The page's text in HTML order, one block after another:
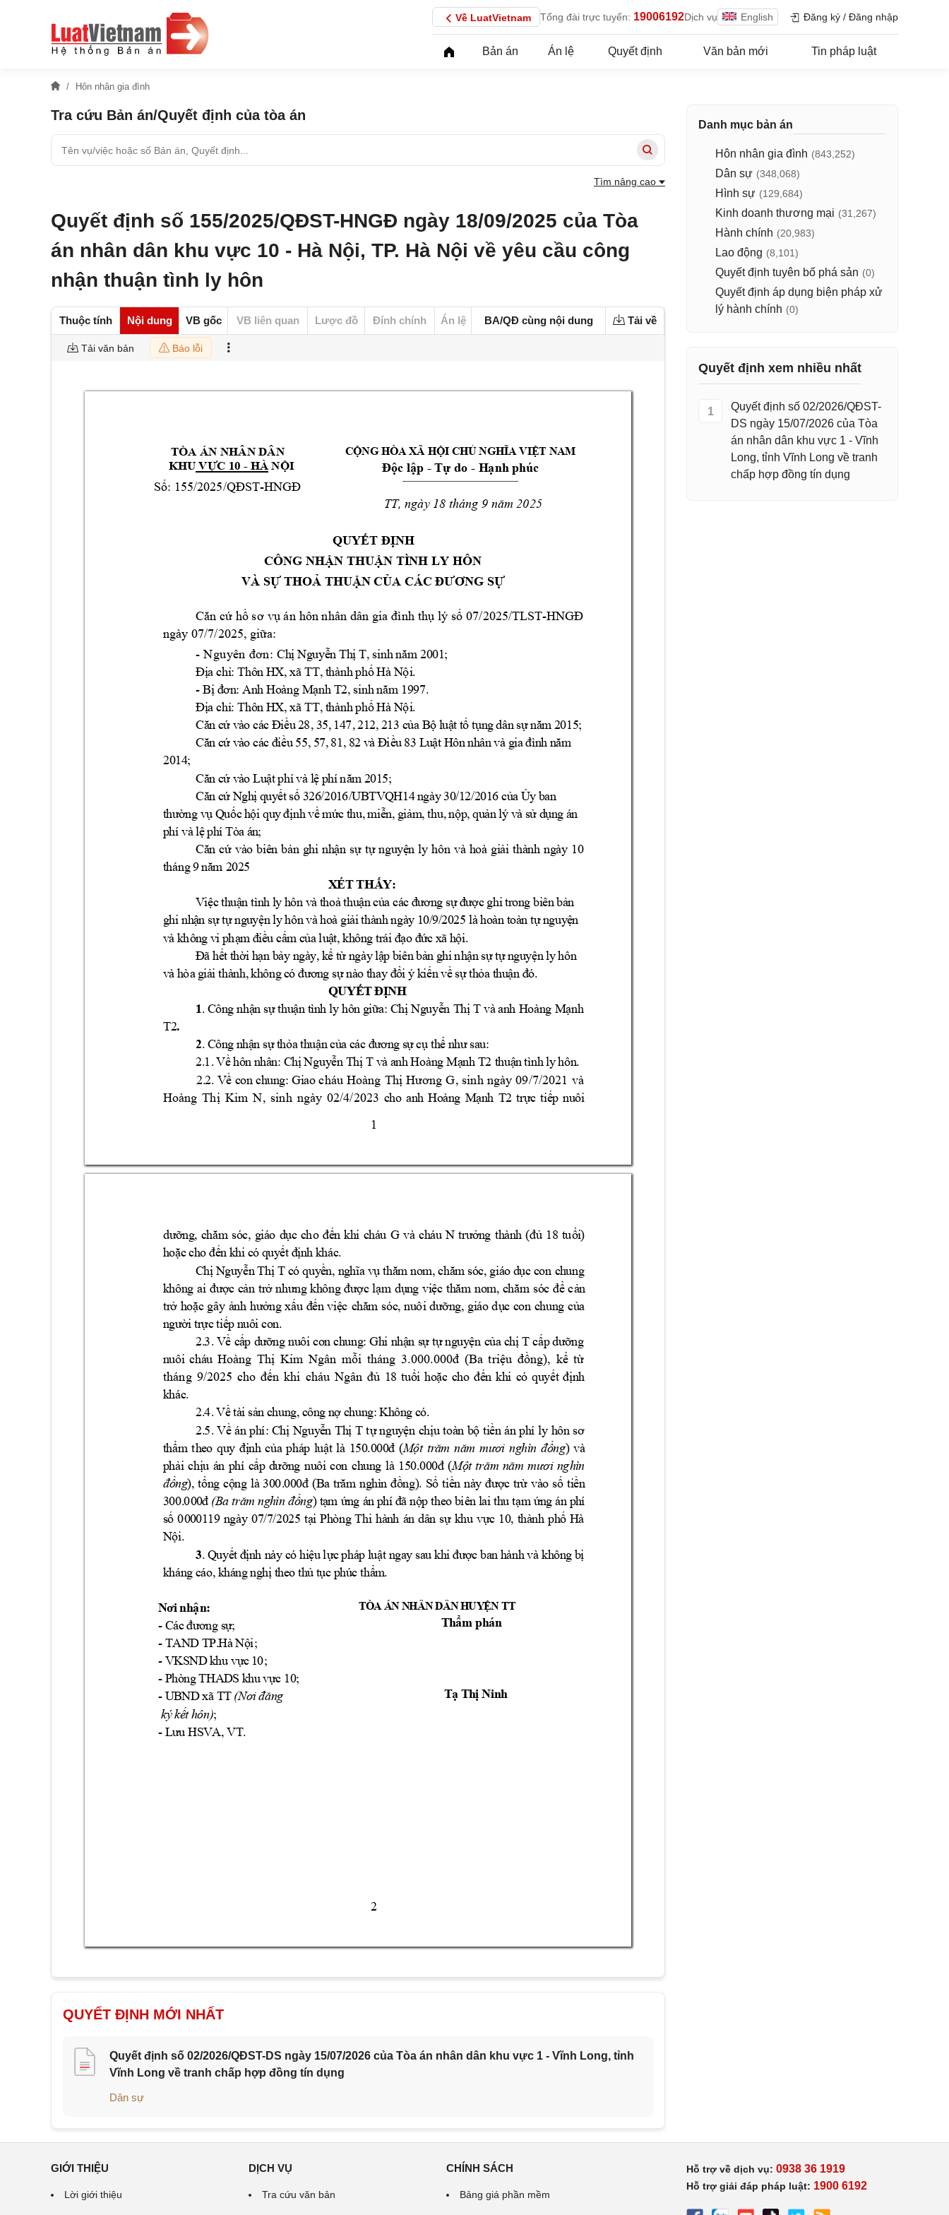
Về LuatVietnam Tổng đài trực tuyến: 19006192Dịch vụ English Đăng ký / Đăng nhập
Bản án Án lệ Quyết định Văn bản mới Tin pháp luật
Hôn nhân gia đình
Tra cứu Bản án/Quyết định của tòa án
Tìm nâng cao
Quyết định số 155/2025/QĐST-HNGĐ ngày 18/09/2025 của Tòa
án nhân dân khu vực 10 - Hà Nội, TP. Hà Nội về yêu cầu công
nhận thuận tình ly hôn
Thuộc tính Nội dung VB gốc VB liên quan Lược đồ Đính chính Án lệ BA/QĐ cùng nội dung Tải về
Tải văn bản Báo lỗi
1
TÒA ÁN NHÂN DÂN
            KHU
VỰC 10 - HÀ NỘI
Số: 155/2025/QĐST-HNGĐ
CỘNG HÒA XÃ HỘI CHỦ NGHĨA VIỆT NAM
Độc lập - Tự do - Hạnh phúc
TT, ngày 18 tháng 9 năm 2025
QUYẾT ĐỊNH
CÔNG NHẬN THUẬN TÌNH LY HÔN
VÀ SỰ THOẢ THUẬN CỦA CÁC ĐƯƠNG SỰ
Căn cứ hồ sơ vụ án hôn nhân dân gia đình thụ lý số 07/2025/TLST-HNGĐ
ngày 07/7/2025, giữa:
- Nguyên đơn: Chị Nguyễn Thị T, sinh năm 2001;
Địa chỉ: Thôn HX, xãTT, thành phốHà Nội.
-Bị đơn: Anh Hoàng Mạnh T2, sinhnăm 1997.
Địa chỉ: Thôn HX, xãTT, thànhphốHà Nội.
Căn cứ vào các Điều28,35, 147,212, 213 của Bộ luật tố tụngdân sựnăm 2015;
Căn cứ vào các điều55, 57,81, 82 và Điều83 Luật Hônnhânvà giađình năm
2014;
Căn cứ vào Luậtphí vàlệ phí năm 2015;
Căn cứ Nghị quyếtsố 326/2016/UBTVQH14ngày30/12/2016 của Ủy ban
thường vụQuốchội quyđịnhvềmức thu,miễn, giảm, thu,nộp,quảnlývà sử dụng án
phí vàlệphí Tòa án;
Căn cứ vào biên bản ghi nhận sự tự nguyện ly hôn và hoà giải thành ngày 10
tháng9 năm 2025
XÉTTHẤY:
Việcthuận tìnhly hôn và thoảthuậncủa cácđương sựđượcghitrong biênbản
ghinhận sựtựnguyệnlyhônvàhoà giảithành ngày 10/9/2025 làhoàn toàntựnguyện
và không vi phạm điều cấm củaluật,khôngtrái đạo đứcxã hội.
Đã hết thời hạn bảy ngày, kể từ ngàylập biên bản ghi nhận sựtựnguyện ly hôn
và hòa giải thành,khôngcó đương sựnàothay đổi ý kiếnvề sựthỏa thuận đó.
QUYẾTĐỊNH
1. Công nhận sự thuậntình ly hôn giữa: Chị Nguyễn Thị T và anh Hoàng Mạnh
T2.
2. Công nhận sựthỏathuậncủa các đương sựcụ thể nhưsau:
2.1. Vềhôn nhân: ChịNguyễn Thị TvàanhHoàng Mạnh T2 thuậntìnhlyhôn.
2.2. Về con chung: Giaocháu Hoàng Thị Hương G, sinh ngày 09/7/2021 và
Hoàng Thị Kim N, sinh ngày 02/4/2023 cho anh Hoàng Mạnh T2 trực tiếp nuôi
2
dưỡng, chăm sóc, giáo dục cho đến khi cháu G và cháu N trưởng thành (đủ 18 tuổi)
hoặccho đến khi có quyết định khác.
Chị Nguyễn Thị T có quyền, nghĩa vụ thăm nom, chăm sóc, giáo dục con chung
không ai được cản trở nhưng không được lạm dụng việc thăm nom, chăm sóc để cản
trở hoặc gây ảnh hưởng xấu đến việc chăm sóc, nuôi dưỡng, giáo dục con chung của
người trựctiếpnuôi con.
2.3. Về cấp dưỡng nuôi con chung: Ghi nhận sự tự nguyện của chị T cấp dưỡng
nuôi cháu Hoàng Thị Kim Ngân mỗi tháng 3.000.000đ (Ba triệu đồng), kể từ
tháng 9/2025 cho đến khi cháu Ngân đủ 18 tuổi hoặc cho đến khi có quyết định
khác.
2.4. Vềtài sản chung, công nợ chung: Khôngcó.
2.5. Về án phí: Chị Nguyễn Thị T tự nguyện chịu toàn bộ tiền án phí ly hôn sơ
thẩm theo quy định của pháp luật là 150.000đ (Một trăm năm mươi nghìn đồng) và
phải chịu án phí cấp dưỡng nuôi con chung là 150.000đ (Một trăm năm mươi nghìn
đồng), tổng cộng là 300.000đ (Ba trăm nghìn đồng). Số tiền này được trừ vào số tiền
300.000đ (Ba trăm nghìn đồng) tạm ứng án phí đã nộptheo biên lai thu tạm ứng án phí
số 0000119 ngày 07/7/2025 tại Phòng Thi hành án dân sự khu vực 10, thành phố Hà
Nội.
3. Quyết định này có hiệu lực pháp luật ngay sau khi được ban hành và không bị
kháng cáo, kháng nghị theothủ tụcphúc thẩm.
Nơi nhận:
-Các đương sự;
-TANDTP.HàNội;
-VKSNDkhuvực 10;
-Phòng THADS khuvực 10;
-UBNDxãTT (Nơiđăng
kýkếthôn);
-Lưu HSVA,VT.
TÒAÁN NHÂNDÂN HUYỆNTT
Thẩmphán
Tạ Thị Ninh
QUYẾT ĐỊNH MỚI NHẤT
Quyết định số 02/2026/QĐST-DS ngày 15/07/2026 của Tòa án nhân dân khu vực 1 - Vĩnh Long, tỉnh
Vĩnh Long về tranh chấp hợp đồng tín dụng
Dân sự
Danh mục bản án
Hôn nhân gia đình (843,252)
Dân sự (348,068)
Hình sự (129,684)
Kinh doanh thương mại (31,267)
Hành chính (20,983)
Lao động (8,101)
Quyết định tuyên bố phá sản (0)
Quyết định áp dụng biện pháp xử
lý hành chính (0)
Quyết định xem nhiều nhất
1
Quyết định số 02/2026/QĐST-
DS ngày 15/07/2026 của Tòa
án nhân dân khu vực 1 - Vĩnh
Long, tỉnh Vĩnh Long về tranh
chấp hợp đồng tín dụng
GIỚI THIỆU
Lời giới thiệu
DỊCH VỤ
Tra cứu văn bản
CHÍNH SÁCH
Bảng giá phần mềm
Hỗ trợ về dịch vụ: 0938 36 1919
Hỗ trợ giải đáp pháp luật: 1900 6192